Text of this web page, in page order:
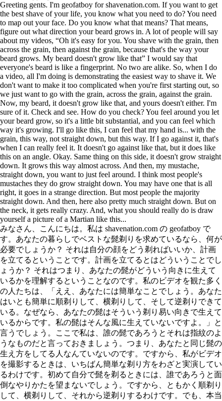
Greeting gents. I'm geofatboy for shavenation.com. If you want to get
the best shave of your life, you know what you need to do? You need
to map out your face. Do you know what that means? That means,
figure out what direction your beard grows in. A lot of people will say
about my videos, “Oh it's easy for you. You shave with the grain, then
across the grain, then against the grain, because that's the way your
beard grows. My beard doesn't grow like that” I would say that
everyone's beard is like a fingerprint. No two are alike. So, when I do
a video, all I'm doing is demonstrating the easiest way to shave it. We
don't want to make it too complicated when you're first starting out, so
we just want to go with the grain, across the grain, against the grain.
Now, my beard, it doesn't grow like that, and yours doesn't either. I'm
sure of it. Check and see. How do you check? You feel around you let
your beard grow, so it's a little bit substantial, and you can feel which
way it's growing. I'll go like this, I can feel that my hand is... with the
grain, this way, not straight down, but this way. If I go against it, that's
when I can really feel it. It doesn't go against like that, but it does like
this on an angle. Okay. Same thing on this side, it doesn't grow straight
down. It grows this way almost across. And then, my mustache,
straight down, you want to just feel around. I think most people's
mustaches they do grow straight down. You may have one that is all
right, it goes in a strange direction. But most people the majority
straight down. And then, here also pretty much straight down. But on
the neck, it gets really crazy. And, what you should really do is draw
yourself a picture of a Martian like this...
みなさん、こんにちは。私は shavenation.com の geofatboy で
す。あなたの暮らしでベストな髭剃りを求めているなら、何が
必要でしょうか？ それは自分の顔をどう剃ればいいか、計画
を立てるということです。計画を立てるとはどういうことでし
ょうか？ それはつまり、あなたの髭がどういう向きに生えて
いるかを理解するということなのです。私のビデオを観た多く
の人たちは、「ええ、あなたには簡単なことでしょう。あなた
はいとも簡単に順剃りして、横剃りして、そして逆剃りできて
いる。なぜなら、あなたの髭はそういう剃り易い向きで生えて
いるからです。私の髭はそんな風に生えていないですよ。」と
言うでしょう。ここで私は、誰の髭であろうとそれは指紋のよ
うなものだと言っておきましょう。つまり、あなたと同じ髭の
生え方をしてる人なんていないのです。ですから、私がビデオ
を撮影するときは、いちばん簡単な剃り方をわざと実演してい
るわけです。初めて自分で髭を剃るときには、誰であろうと面
倒なやりかたを望まないでしょう。ですから、ともかく順剃り
して、横剃りして、それから逆剃りするわけです。でも、本当